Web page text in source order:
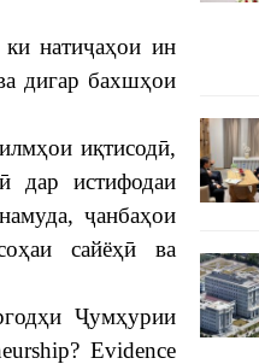
натиҷаҳои ин
дигар бахшҳои
иқтисодӣ,
дар истифодаи
ҷанбаҳои
сайёҳӣ ва
Ҷумҳурии
Evidence